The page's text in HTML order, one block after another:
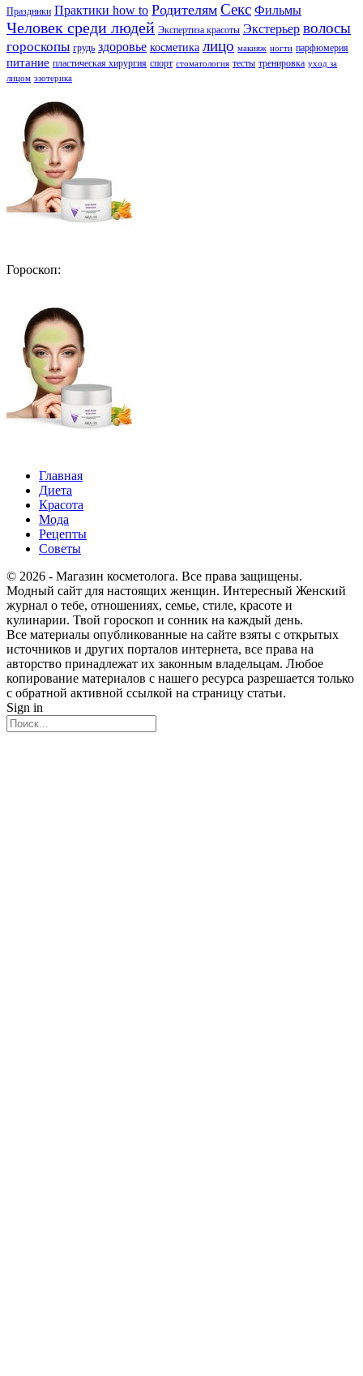
Праздники Практики how to Родителям Секс Фильмы
Человек среди людей Экспертиза красоты Экстерьер волосы
гороскопы грудь здоровье косметика лицо макияж ногти парфюмерия
питание пластическая хирургия спорт стоматология тесты тренировка уход за
лицом эзотерика
Гороскоп:
Главная
Диета
Красота
Мода
Рецепты
Советы
© 2026 - Магазин косметолога. Все права защищены.
Модный сайт для настоящих женщин. Интересный Женский
журнал о тебе, отношениях, семье, стиле, красоте и
кулинарии. Твой гороскоп и сонник на каждый день.
Все материалы опубликованные на сайте взяты с открытых
источников и других порталов интернета, все права на
авторство принадлежат их законным владельцам. Любое
копирование материалов с нашего ресурса разрешается только
с обратной активной ссылкой на страницу статьи.
Sign in